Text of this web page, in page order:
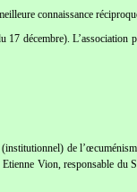
connaissance
décembre). L’association
de
Vion, responsable du